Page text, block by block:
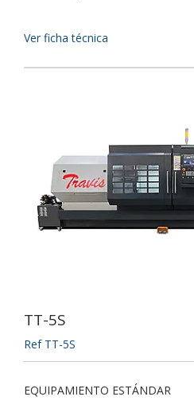
Ver ficha técnica
TT-5S
Ref TT-5S
EQUIPAMIENTO ESTÁNDAR